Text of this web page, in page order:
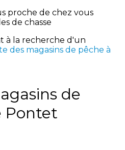
proche de chez vous
de chasse
à la recherche d'un
des magasins de pêche à
de
Pontet